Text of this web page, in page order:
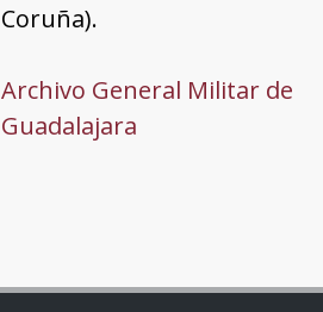
Coruña).
Archivo General Militar de
Guadalajara